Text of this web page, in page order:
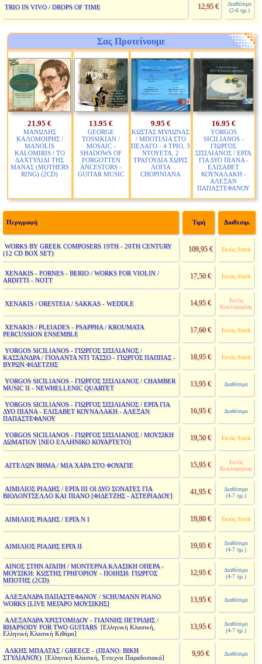
TRIO IN VIVO / DROPS OF TIME 12,95 €
Διαθέσιμο
(2-6 ημ.)
Σας Προτείνουμε
21.95 €
ΜΑΝΩΛΗΣ
ΚΑΛΟΜΟΙΡΗΣ /
MANOLIS
KALOMIRIS / ΤΟ
ΔΑΧΤΥΛΙΔΙ ΤΗΣ
ΜΑΝΑΣ (MOTHERS
RING) (2CD)
13.95 €
GEORGE
TOSSIKIAN /
MOSAIC -
SHADOWS OF
FORGOTTEN
ANCESTORS -
GUITAR MUSIC
9.95 €
ΚΩΣΤΑΣ ΜΥΛΩΝΑΣ
/ ΜΠΟΤΙΛΙΑ ΣΤΟ
ΠΕΛΑΓΟ - 4 ΤΡΙΟ, 3
ΝΤΟΥΕΤΑ, 2
ΤΡΑΓΟΥΔΙΑ ΧΩΡΙΣ
ΛΟΓΙΑ
CHOPINIANA
16.95 €
YORGOS
SICILIANOS -
ΓΙΩΡΓΟΣ
ΣΙΣΙΛΙΑΝΟΣ / ΕΡΓΑ
ΓΙΑ ΔΥΟ ΠΙΑΝΑ -
ΕΛΙΣΑΒΕΤ
ΚΟΥΝΑΛΑΚΗ -
ΑΛΕΞΑΝ
ΠΑΠΑΣΤΕΦΑΝΟΥ
Περιγραφή Τιμή Διαθεσιμ.
WORKS BY GREEK COMPOSERS 19TH - 20TH CENTURY
(12 CD BOX SET)
109,95 € Εκτός Stock
XENAKIS - FORNES - BERIO / WORKS FOR VIOLIN /
ARDITTI - NOTT
17,50 € Εκτός Stock
XENAKIS / ORESTEIA / SAKKAS - WEDDLE 14,95 €
Εκτός
Κυκλοφορίας
XENAKIS / PLEIADES - PSAPPHA / KROUMATA
PERCUSSION ENSEMBLE
17,60 € Εκτός Stock
YORGOS SICILIANOS - ΓΙΩΡΓΟΣ ΣΙΣΙΛΙΑΝΟΣ /
ΚΑΣΣΑΝΔΡΑ / ΓΙΟΛΑΝΤΑ ΝΤΙ ΤΑΣΣΟ - ΓΙΩΡΓΟΣ ΠΑΠΠΑΣ -
ΒΥΡΩΝ ΦΙΔΕΤΖΗΣ
18,95 € Εκτός Stock
YORGOS SICILIANOS - ΓΙΩΡΓΟΣ ΣΙΣΙΛΙΑΝΟΣ / CHAMBER
MUSIC II - NEWHELLENIC QUARTET
13,95 € Διαθέσιμο
YORGOS SICILIANOS - ΓΙΩΡΓΟΣ ΣΙΣΙΛΙΑΝΟΣ / ΕΡΓΑ ΓΙΑ
ΔΥΟ ΠΙΑΝΑ - ΕΛΙΣΑΒΕΤ ΚΟΥΝΑΛΑΚΗ - ΑΛΕΞΑΝ
ΠΑΠΑΣΤΕΦΑΝΟΥ
16,95 € Διαθέσιμο
YORGOS SICILIANOS - ΓΙΩΡΓΟΣ ΣΙΣΙΛΙΑΝΟΣ / ΜΟΥΣΙΚΗ
ΔΩΜΑΤΙΟΥ [ΝΕΟ ΕΛΛΗΝΙΚΟ ΚΟΥΑΡΤΕΤΟ]
19,50 € Εκτός Stock
ΑΓΓΕΛΩΝ ΒΗΜΑ / ΜΙΑ ΧΑΡΑ ΣΤΟ ΦΟΥΑΓΙΕ 15,95 €
Εκτός
Κυκλοφορίας
ΑΙΜΙΛΙΟΣ ΡΙΑΔΗΣ / ΕΡΓΑ ΙΙΙ ΟΙ ΔΥΟ ΣΟΝΑΤΕΣ ΓΙΑ
ΒΙΟΛΟΝΤΣΕΛΛΟ ΚΑΙ ΠΙΑΝΟ [ΦΙΔΕΤΖΗΣ - ΑΣΤΕΡΙΑΔΟΥ]
41,95 €
Διαθέσιμο
(4-7 ημ.)
ΑΙΜΙΛΙΟΣ ΡΙΑΔΗΣ / ΕΡΓΑ Ν Ι 19,80 € Εκτός Stock
ΑΙΜΙΛΙΟΣ ΡΙΑΔΗΣ ΕΡΓΑ ΙΙ 19,95 €
Διαθέσιμο
(4-7 ημ.)
ΑΙΝΟΣ ΣΤΗΝ ΑΓΑΠΗ / ΜΟΝΤΕΡΝΑ ΚΛΑΣΙΚΗ ΟΠΕΡΑ -
ΜΟΥΣΙΚΗ: ΚΩΣΤΗΣ ΓΡΗΓΟΡΙΟΥ - ΠΟΙΗΣΗ: ΓΙΩΡΓΟΣ
ΜΠΟΤΗΣ (2CD)
12,95 €
Διαθέσιμο
(4-7 ημ.)
ΑΛΕΞΑΝΔΡΑ ΠΑΠΑΣΤΕΦΑΝΟΥ / SCHUMANN PIANO
WORKS [LIVE ΜΕΓΑΡΟ ΜΟΥΣΙΚΗΣ]
13,95 € Διαθέσιμο
ΑΛΕΞΑΝΔΡΑ ΧΡΙΣΤΟΜΙΔΟΥ - ΓΙΑΝΝΗΣ ΠΕΤΡΙΔΗΣ /
RHAPSODY FOR TWO GUITARS[Ελληνική Κλασική,
Ελληνική Κλασική Κιθάρα]
13,95 €
Διαθέσιμο
(4-7 ημ.)
ΑΛΚΗΣ ΜΠΑΛΤΑΣ / GREECE - (ΠΙΑΝΟ: ΒΙΚΗ
ΣΤΥΛΙΑΝΟΥ)[Ελληνική Κλασική, Έντεχνα Παραδοσιακά]
9,95 € Διαθέσιμο